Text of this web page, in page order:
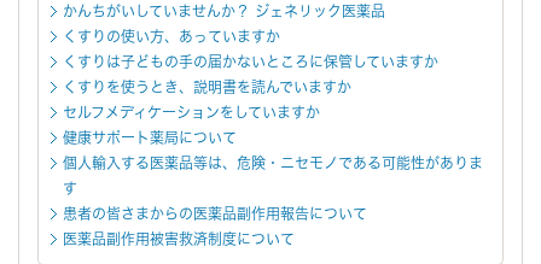
かんちがいしていませんか？ ジェネリック医薬品
くすりの使い方、あっていますか
くすりは子どもの手の届かないところに保管していますか
くすりを使うとき、説明書を読んでいますか
セルフメディケーションをしていますか
健康サポート薬局について
個人輸入する医薬品等は、危険・ニセモノである可能性がありま
す
患者の皆さまからの医薬品副作用報告について
医薬品副作用被害救済制度について